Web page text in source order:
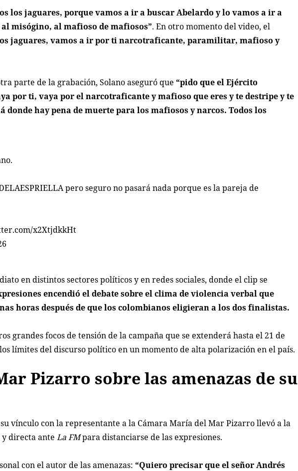
los jaguares, porque vamos a ir a buscar Abelardo y lo vamos a ir a
misógino, al mafioso de mafiosos”. En otro momento del video, el
jaguares, vamos a ir por ti narcotraficante, paramilitar, mafioso y
parte de la grabación, Solano aseguró que “pido que el Ejército
por ti, vaya por el narcotraficante y mafioso que eres y te destripe y te
hay pena de muerte para los mafiosos y narcos. Todos los
pero seguro no pasará nada porque es la pareja de
x2XtjdkkHt
en distintos sectores políticos y en redes sociales, donde el clip se
encendió el debate sobre el clima de violencia verbal que
horas después de que los colombianos eligieran a los dos finalistas.
grandes focos de tensión de la campaña que se extenderá hasta el 21 de
límites del discurso político en un momento de alta polarización en el país.
Pizarro sobre las amenazas de su
vínculo con la representante a la Cámara María del Mar Pizarro llevó a la
y directa anteLa FMpara distanciarse de las expresiones.
con el autor de las amenazas: “Quiero precisar que el señor Andrés